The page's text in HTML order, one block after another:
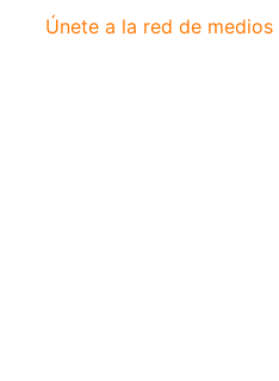
Únete a la red de medios